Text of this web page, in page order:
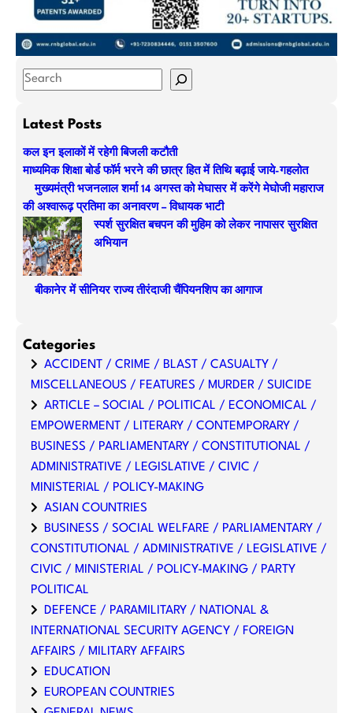
S
a
c
Latest Posts
कल इन इलाकों में रहेगी बिजली कटौती
माध्यमिक शिक्षा बोर्ड फॉर्म भरने की छात्र हित में तिथि बढ़ाई जाये-गहलोत
मुख्यमंत्री भजनलाल शर्मा 14 अगस्त को मेघासर में करेंगे मेघोजी महाराज
की अश्वारूढ़ प्रतिमा का अनावरण – विधायक भाटी
स्पर्श सुरक्षित बचपन की मुहिम को लेकर नापासर सुरक्षित
अभियान
बीकानेर में सीनियर राज्य तीरंदाजी चैंपियनशिप का आगाज
Categories
ACCIDENT / CRIME / BLAST / CASUALTY /
MISCELLANEOUS / FEATURES / MURDER / SUICIDE
ARTICLE – SOCIAL / POLITICAL / ECONOMICAL /
EMPOWERMENT / LITERARY / CONTEMPORARY /
BUSINESS / PARLIAMENTARY / CONSTITUTIONAL /
ADMINISTRATIVE / LEGISLATIVE / CIVIC /
MINISTERIAL / POLICY-MAKING
ASIAN COUNTRIES
BUSINESS / SOCIAL WELFARE / PARLIAMENTARY /
CONSTITUTIONAL / ADMINISTRATIVE / LEGISLATIVE /
CIVIC / MINISTERIAL / POLICY-MAKING / PARTY
POLITICAL
DEFENCE / PARAMILITARY / NATIONAL &
INTERNATIONAL SECURITY AGENCY / FOREIGN
AFFAIRS / MILITARY AFFAIRS
EDUCATION
EUROPEAN COUNTRIES